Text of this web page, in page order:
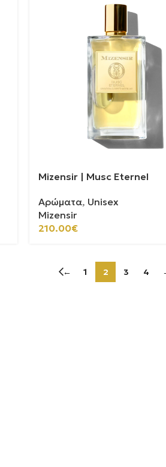
Mizensir | Musc Eternel
Αρώματα, Unisex
Mizensir
210.00€
← 1 2 3 4